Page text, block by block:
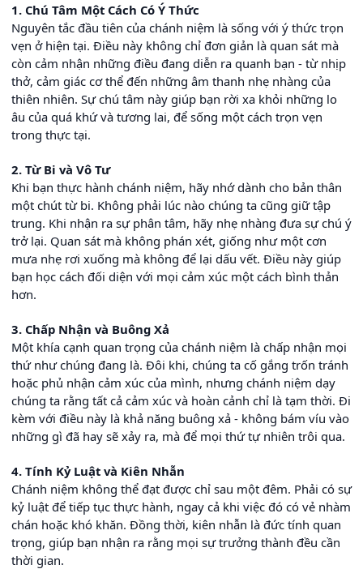
1. Chú Tâm Một Cách Có Ý Thức
Nguyên tắc đầu tiên của chánh niệm là sống với ý thức trọn
vẹn ở hiện tại. Điều này không chỉ đơn giản là quan sát mà
còn cảm nhận những điều đang diễn ra quanh bạn - từ nhịp
thở, cảm giác cơ thể đến những âm thanh nhẹ nhàng của
thiên nhiên. Sự chú tâm này giúp bạn rời xa khỏi những lo
âu của quá khứ và tương lai, để sống một cách trọn vẹn
trong thực tại.
2. Từ Bi và Vô Tư
Khi bạn thực hành chánh niệm, hãy nhớ dành cho bản thân
một chút từ bi. Không phải lúc nào chúng ta cũng giữ tập
trung. Khi nhận ra sự phân tâm, hãy nhẹ nhàng đưa sự chú ý
trở lại. Quan sát mà không phán xét, giống như một cơn
mưa nhẹ rơi xuống mà không để lại dấu vết. Điều này giúp
bạn học cách đối diện với mọi cảm xúc một cách bình thản
hơn.
3. Chấp Nhận và Buông Xả
Một khía cạnh quan trọng của chánh niệm là chấp nhận mọi
thứ như chúng đang là. Đôi khi, chúng ta cố gắng trốn tránh
hoặc phủ nhận cảm xúc của mình, nhưng chánh niệm dạy
chúng ta rằng tất cả cảm xúc và hoàn cảnh chỉ là tạm thời. Đi
kèm với điều này là khả năng buông xả - không bám víu vào
những gì đã hay sẽ xảy ra, mà để mọi thứ tự nhiên trôi qua.
4. Tính Kỷ Luật và Kiên Nhẫn
Chánh niệm không thể đạt được chỉ sau một đêm. Phải có sự
kỷ luật để tiếp tục thực hành, ngay cả khi việc đó có vẻ nhàm
chán hoặc khó khăn. Đồng thời, kiên nhẫn là đức tính quan
trọng, giúp bạn nhận ra rằng mọi sự trưởng thành đều cần
thời gian.